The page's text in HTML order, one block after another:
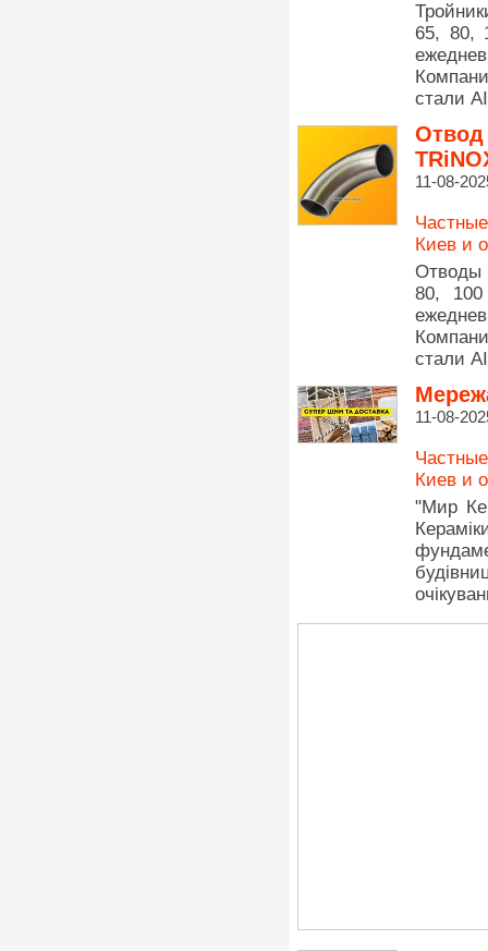
65, 80,
cтaли
Отвод
11-08-
Киев и
Отводы
80,
cтaли
11-08-
Киев и
"Мир